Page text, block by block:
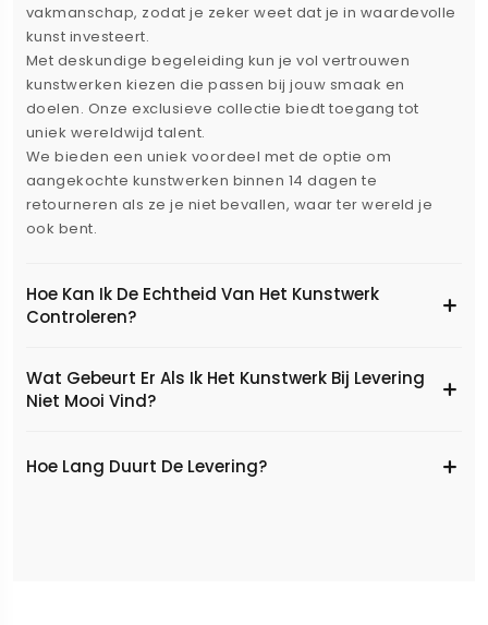
vakmanschap, zodat je zeker weet dat je in waardevolle
kunst investeert.
Met deskundige begeleiding kun je vol vertrouwen
kunstwerken kiezen die passen bij jouw smaak en
doelen. Onze exclusieve collectie biedt toegang tot
uniek wereldwijd talent.
We bieden een uniek voordeel met de optie om
aangekochte kunstwerken binnen 14 dagen te
retourneren als ze je niet bevallen, waar ter wereld je
ook bent.
Hoe Kan Ik De Echtheid Van Het Kunstwerk
Controleren?
Wat Gebeurt Er Als Ik Het Kunstwerk Bij Levering
Niet Mooi Vind?
Hoe Lang Duurt De Levering?